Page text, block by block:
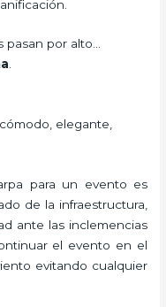
pasan por alto…
.
elegante,
para un evento es
de la infraestructura,
ante las inclemencias
el evento en el
evitando cualquier